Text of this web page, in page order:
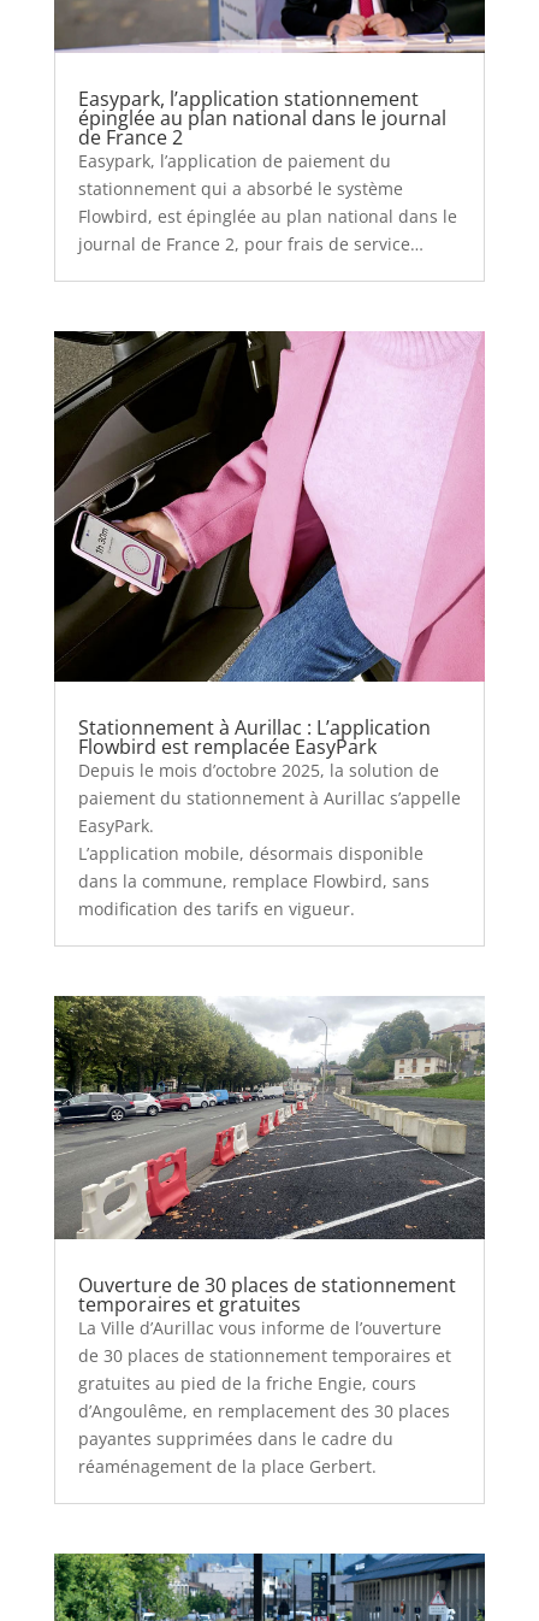
Easypark, l’application stationnement
épinglée au plan national dans le journal
de France 2
Easypark, l’application de paiement du
stationnement qui a absorbé le système
Flowbird, est épinglée au plan national dans le
journal de France 2, pour frais de service…
Stationnement à Aurillac : L’application
Flowbird est remplacée EasyPark
Depuis le mois d’octobre 2025, la solution de
paiement du stationnement à Aurillac s’appelle
EasyPark.
L’application mobile, désormais disponible
dans la commune, remplace Flowbird, sans
modification des tarifs en vigueur.
Ouverture de 30 places de stationnement
temporaires et gratuites
La Ville d’Aurillac vous informe de l’ouverture
de 30 places de stationnement temporaires et
gratuites au pied de la friche Engie, cours
d’Angoulême, en remplacement des 30 places
payantes supprimées dans le cadre du
réaménagement de la place Gerbert.